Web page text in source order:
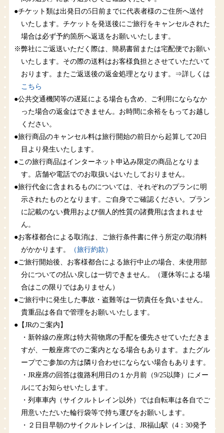
●チケット類は出発日の5日前までに代表者様のご住所へ送付
いたします。チケットを発送後にご旅行をキャンセルされた
場合は必ず予約箇所へ返送をお願いいたします。
※弊社にご返送いただく際は、簡易書留または宅配便でお願い
いたします。その際の送料はお客様負担とさせていただいて
おります。またご返送後の返金処理となります。⇒詳しくは
こちら
●公共交通機関等の遅延による場合も含め、ご利用にならなか
った場合の返金はできません。お時間に余裕をもってお越し
ください。
●旅行商品のキャンセル料は旅行開始の前日から起算して20日
目より発生いたします。
●この旅行商品はインターネット申込み限定の商品となりま
す。店舗や電話でのお取扱いはいたしておりません。
●旅行代金に含まれるものについては、それぞれのプランに明
示されたものとなります。ご自身でご確認ください。プラン
に記載のない費用および個人的性質の諸費用は含まれませ
ん。
●お客様都合による取消は、ご旅行条件書に伴う所定の取消料
がかかります。
（旅行約款）
●ご旅行開始後、お客様都合による旅行中止の場合、未使用部
分についての払い戻しは一切できません。（運休等による場
合はこの限りではありません）
●ご旅行中に発生した事故・盗難等は一切責任を負いません。
貴重品は各自で管理をお願いいたします。
●【JRのご案内】
・新幹線の座席は特大荷物席の手配を優先させていただきま
すが、一般座席でのご案内となる場合もあります。またグル
ープでご参加の方は隣り合わせにならない場合もあります。
・JR座席の回答は復路利用日の１か月前（9/25以降）にメー
ルにてお知らせいたします。
・列車車内（サイクルトレイン以外）では自転車は各自でご
用意いただいた輪行袋等で持ち運びをお願いします。
・２日目早朝のサイクルトレインは、JR福山駅（4：30発予